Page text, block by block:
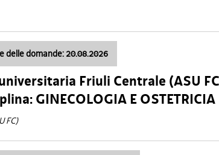
delle domande: 20.08.2026
Friuli Centrale (ASU
GINECOLOGIA E OSTETRICIA
FC)